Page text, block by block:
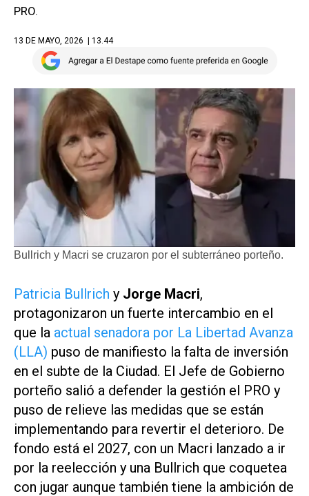
PRO.
13 DE MAYO, 2026 | 13.44
Bullrich y Macri se cruzaron por el subterráneo porteño.
Patricia Bullrich y Jorge Macri,
protagonizaron un fuerte intercambio en el
que la actual senadora por La Libertad Avanza
(LLA) puso de manifiesto la falta de inversión
en el subte de la Ciudad. El Jefe de Gobierno
porteño salió a defender la gestión el PRO y
puso de relieve las medidas que se están
implementando para revertir el deterioro. De
fondo está el 2027, con un Macri lanzado a ir
por la reelección y una Bullrich que coquetea
con jugar aunque también tiene la ambición de